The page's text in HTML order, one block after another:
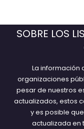
SOBRE LOS
La información
organizaciones
pesar de nuestros
actualizados, estos
y es posible
actualizada en